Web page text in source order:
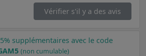
Vérifier s'il y a des avis
supplémentaires avec le code
(non cumulable)